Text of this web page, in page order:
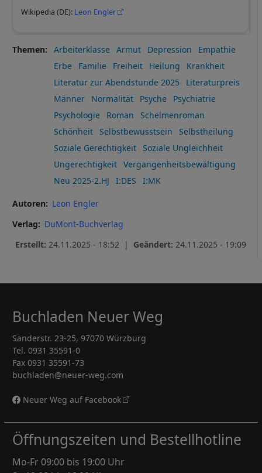
Wikipedia (DE): Leon Engler
Themen Arbeiterklasse Armut Depression
Empathie
Erbe
Familie Freiheit Heilung
Krankheit
Literatur zur Abendstunde 2025
Literaturpreis
Männer
Normalität Psyche
Psychiatrie
Psychologie
Roman
Schelmenroman
Schönheit
Selbstbewusstsein
Selbstheilung
Soziale Gerechtigkeit
Soziale Ungleichheit
Ungerechtigkeit
Vergangenheitsbewältigung
Neu 2025-2.HJ
I:DES I:MK
Autoren
Leon Engler
Verlag
DuMont-Buchverlag
Erstellt: 24.11.2025 - 18:52 | Geändert: 24.11.2025 - 19:09
Buchladen Neuer Weg
Sanderstr. 23-25, 97070 Würzburg
Tel. 0931 35591-0
Fax 0931 35591-73
buchladen@neuer-weg.com
Neuer Weg auf Facebook
Öffnungszeiten und Bestellhotline
Mo-Fr 09:00 bis 19:00 Uhr